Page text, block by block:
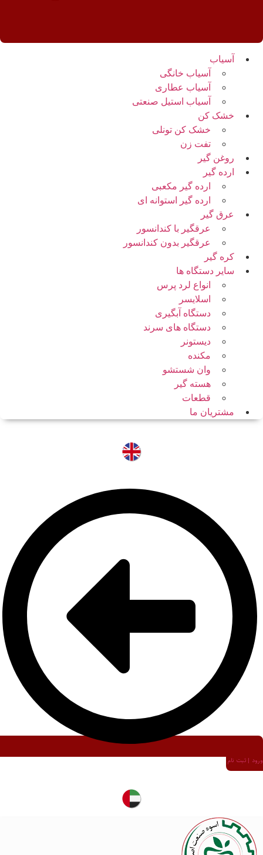
آسیاب
آسیاب خانگی
آسیاب عطاری
آسیاب استیل صنعتی
خشک کن
خشک کن تونلی
تفت زن
روغن گیر
ارده گیر
ارده گیر مکعبی
ارده گیر استوانه ای
عرق گیر
عرقگیر با کندانسور
عرقگیر بدون کندانسور
کره گیر
سایر دستگاه ها
انواع لرد پرس
اسلایسر
دستگاه آبگیری
دستگاه های سرند
دیستونر
مکنده
وان شستشو
هسته گیر
قطعات
مشتریان ما
ورود | ثبت نام